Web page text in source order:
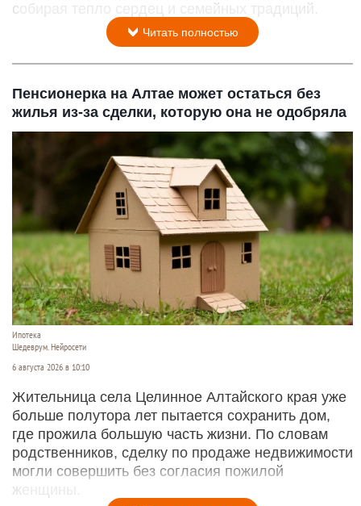
собирая тепло сердец и семейных традиций.
Читать полностью
Пенсионерка на Алтае может остаться без
жилья из-за сделки, которую она не одобряла
Ипотека
Шедеврум. Нейросети
6 августа 2026 в 10:10
Жительница села Целинное Алтайского края уже
больше полутора лет пытается сохранить дом,
где прожила большую часть жизни. По словам
родственников, сделку по продаже недвижимости
могли совершить без согласия пожилой
женщины.